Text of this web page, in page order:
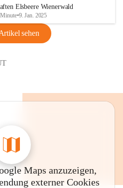
Elsbeere Wienerwald
•9. Jan. 2025
sehen
Maps anzuzeigen,
externer Cookies